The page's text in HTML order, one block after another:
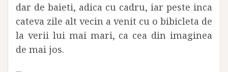
dar de baieti, adica cu cadru, iar peste inca
cateva zile alt vecin a venit cu o bibicleta de
la verii lui mai mari, ca cea din imaginea
de mai jos.